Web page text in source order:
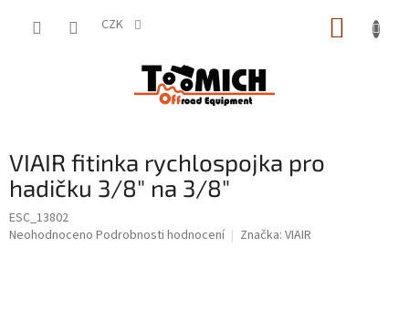
CZK
VIAIR fitinka rychlospojka pro
hadičku 3/8" na 3/8"
ESC_13802
Průměrné
Neohodnoceno Podrobnosti hodnocení Značka: VIAIR